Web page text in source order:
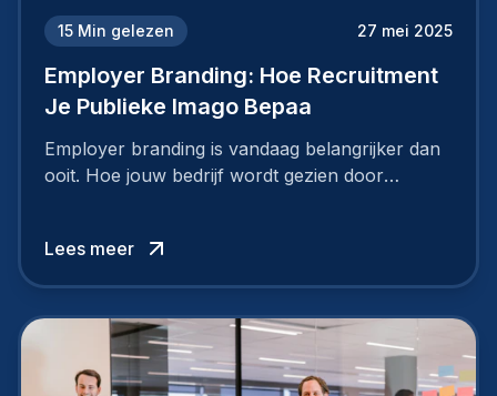
15 Min gelezen 27 mei 2025
Employer Branding: Hoe Recruitment
Je Publieke Imago Bepaa
Employer branding is vandaag belangrijker dan
ooit. Hoe jouw bedrijf wordt gezien door
Lees meer